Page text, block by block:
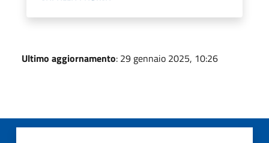
Ultimo aggiornamento: 29 gennaio 2025, 10:26